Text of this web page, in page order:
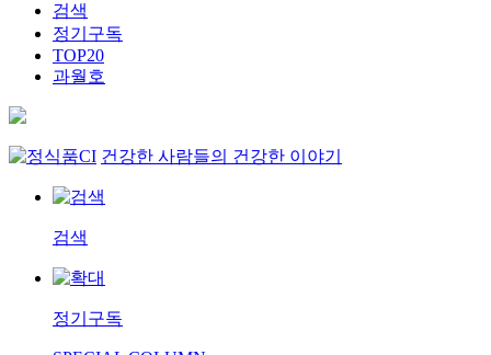
검색
정기구독
TOP20
과월호
건강한 사람들의 건강한 이야기
검색
정기구독